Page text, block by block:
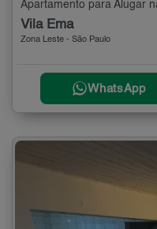
Apartamento para Alugar
Vila Ema
Zona Leste - São Paulo
WhatsApp